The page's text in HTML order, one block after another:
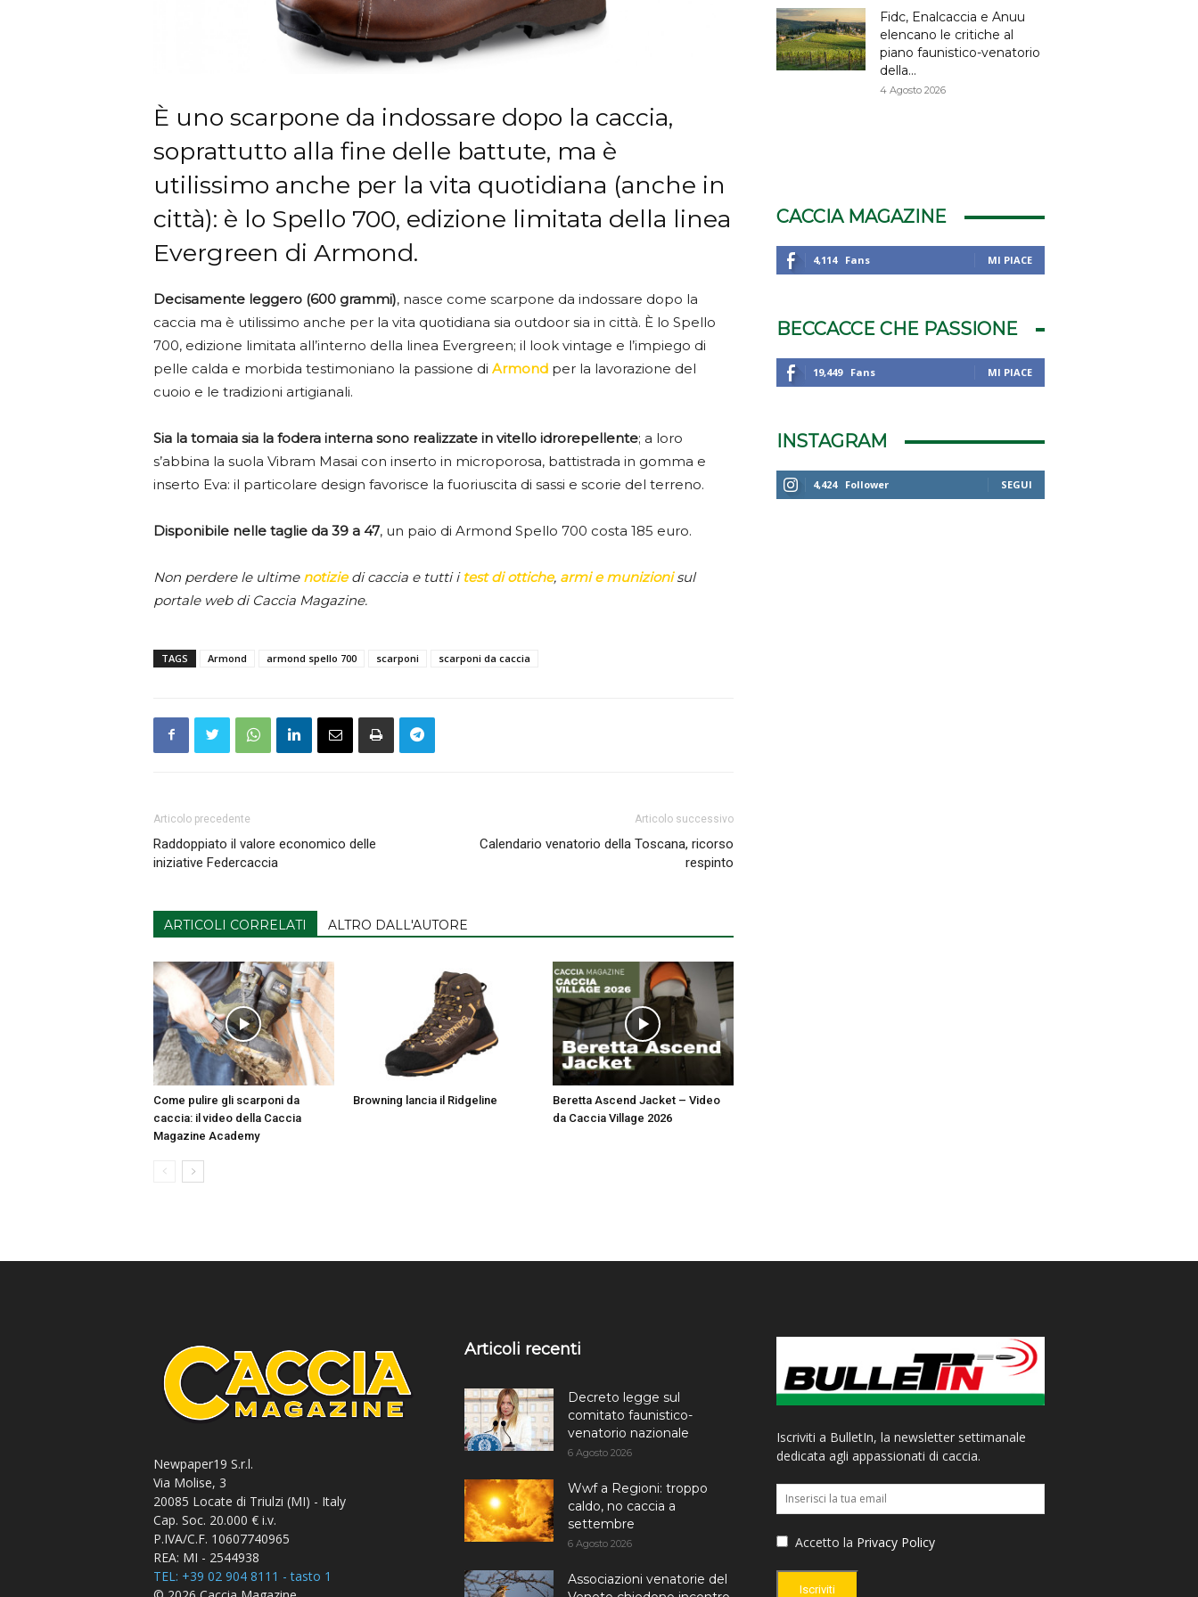
È uno scarpone da indossare dopo la caccia,
soprattutto alla fine delle battute, ma è
utilissimo anche per la vita quotidiana (anche in
città): è lo Spello 700, edizione limitata della linea
Evergreen di Armond.
Decisamente leggero (600 grammi), nasce come scarpone da indossare dopo la
caccia ma è utilissimo anche per la vita quotidiana sia outdoor sia in città. È lo Spello
700, edizione limitata all’interno della linea Evergreen; il look vintage e l’impiego di
pelle calda e morbida testimoniano la passione di Armond per la lavorazione del
cuoio e le tradizioni artigianali.
Sia la tomaia sia la fodera interna sono realizzate in vitello idrorepellente; a loro
s’abbina la suola Vibram Masai con inserto in microporosa, battistrada in gomma e
inserto Eva: il particolare design favorisce la fuoriuscita di sassi e scorie del terreno.
Disponibile nelle taglie da 39 a 47, un paio di Armond Spello 700 costa 185 euro.
Non perdere le ultime notiziedi caccia e tutti i test di ottiche, armi e munizionisul
portale web di Caccia Magazine.
TAGS Armond armond spello 700 scarponi scarponi da caccia
Articolo precedente
Raddoppiato il valore economico delle
iniziative Federcaccia
Articolo successivo
Calendario venatorio della Toscana, ricorso
respinto
ARTICOLI CORRELATI ALTRO DALL'AUTORE
Come pulire gli scarponi da
caccia: il video della Caccia
Magazine Academy
Browning lancia il Ridgeline
Beretta Ascend Jacket – Video
da Caccia Village 2026
Fidc, Enalcaccia e Anuu
elencano le critiche al
piano faunistico-venatorio
della...
4 Agosto 2026
CACCIA MAGAZINE
4,114 Fans MI PIACE
BECCACCE CHE PASSIONE
19,449 Fans MI PIACE
INSTAGRAM
4,424 Follower SEGUI
Newpaper19 S.r.l.
Via Molise, 3
20085 Locate di Triulzi (MI) - Italy
Cap. Soc. 20.000 € i.v.
P.IVA/C.F. 10607740965
REA: MI - 2544938
TEL: +39 02 904 8111 - tasto 1
Articoli recenti
Decreto legge sul
comitato faunistico-
venatorio nazionale
6 Agosto 2026
Wwf a Regioni: troppo
caldo, no caccia a
settembre
6 Agosto 2026
Associazioni venatorie del
Iscriviti a BulletIn, la newsletter settimanale
dedicata agli appassionati di caccia.
Accetto la Privacy Policy
Iscriviti